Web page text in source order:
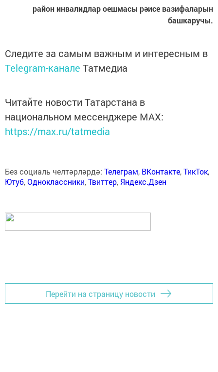
район инвалидлар оешмасы рәисе вазифаларын
башкаручы.
Следите за самым важным и интересным в
Telegram-канале Татмедиа
Читайте новости Татарстана в
национальном мессенджере MАХ:
https://max.ru/tatmedia
Без социаль челтәрләрдә: Телеграм, ВКонтакте,ТикТок,
Ютуб,Одноклассники,Твиттер, Яндекс.Дзен
Перейти на страницу новости